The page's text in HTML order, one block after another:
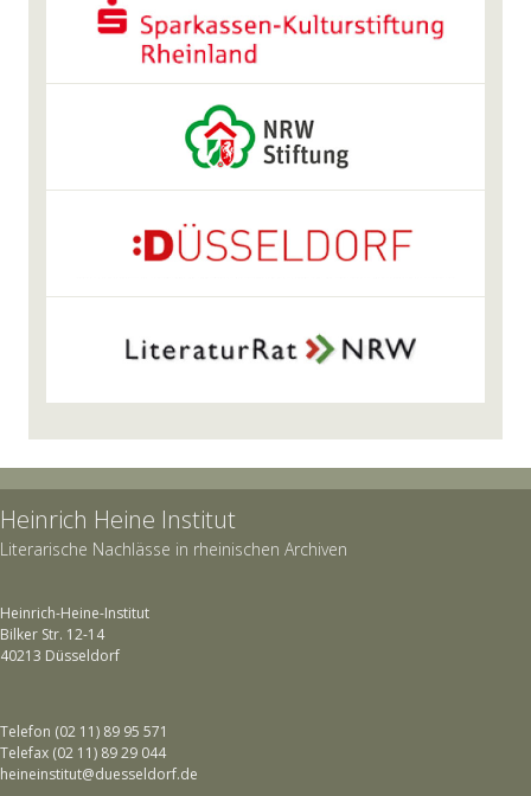
Heinrich Heine Institut
Literarische Nachlässe in rheinischen Archiven
Heinrich-Heine-Institut
Bilker Str. 12-14
40213 Düsseldorf
Telefon (02 11) 89 95 571
Telefax (02 11) 89 29 044
heineinstitut@duesseldorf.de